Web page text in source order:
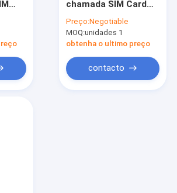
Phone
duplo
sem fio da G/M
chamada SIM Card
fios de 2G G/M DECT
Preço:Negotiable
MOQ:unidades 1
obtenha o ultimo preço
contacto